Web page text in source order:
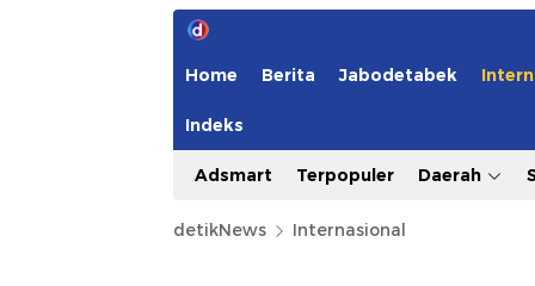
Home Berita Jabodetabek
Indeks
Adsmart Terpopuler Daerah
detikNews Internasional